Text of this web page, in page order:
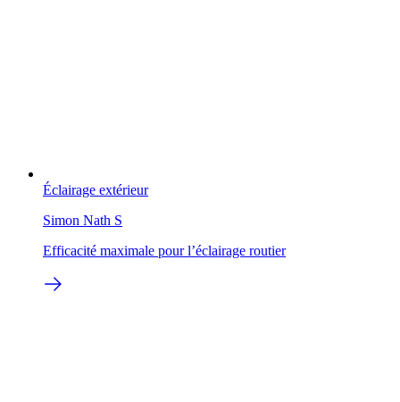
Éclairage extérieur
Simon Nath S
Efficacité maximale pour l’éclairage routier